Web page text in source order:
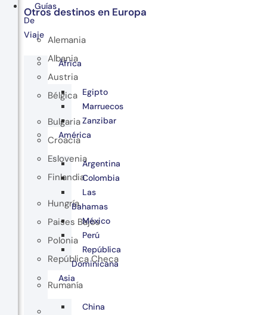
Otros destinos en Europa
Alemania
Albania
Austria
Bélgica
Bulgaria
Croacia
Eslovenia
Finlandia
Hungría
Paises Bajos
Polonia
República Checa
Rumanía
Guías
De
Viaje
África
Egipto
Marruecos
Zanzibar
América
Argentina
Colombia
Las
Bahamas
México
Perú
República
Dominicana
Asia
China